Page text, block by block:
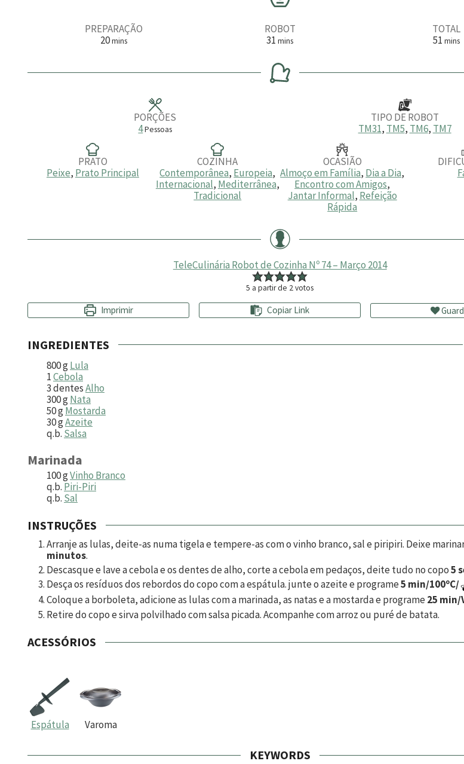
PREPARAÇÃO
20m
u
mins
ROBOT
31m
n
t
mins
TOTAL
51m
u
mins
PORÇÕES
4Pessoas
TIPO DE ROBOT
TM31, TM5, TM6, TM7
PRATO
Peixe, Prato Principal
COZINHA
Contemporânea, Europeia,
Internacional, Mediterrânea,
Tradicional
OCASIÃO
Almoço em Família, Dia a Dia,
Encontro com Amigos,
Jantar Informal, Refeição
Rápida
TeleCulinária Robot de Cozinha Nº 74 – Março 2014
5 a partir de 2votos
Imprimir Copiar Link
INGREDIENTES
800gLula
1Cebola
3dentesAlho
300gNata
50gMostarda
30gAzeite
q.b. Salsa
Marinada
100gVinho Branco
q.b. Piri-Piri
q.b. Sal
INSTRUÇÕES
Arranje as lulas, deite-as numa tigela e tempere-as com o vinho branco, sal e piripiri. Deixe
minutos.
Descasque e lave a cebola e os dentes de alho, corte a cebola em pedaços, deite tudo no copo5
Desça os resíduos dos rebordos do copo com a espátula. junte o azeite e programe5 min/100ºC/
Coloque a borboleta, adicione as lulas com a marinada, as natas e a mostarda e programe25 min/
Retire do copo e sirva polvilhado com salsa picada. Acompanhe com arroz ou puré de batata.
ACESSÓRIOS
Espátula Varoma
KEYWORDS